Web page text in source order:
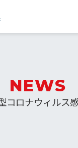
NEWS
コロナウィルス